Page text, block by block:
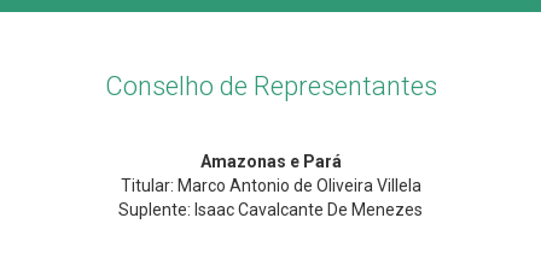
Conselho de Representantes
Amazonas e Pará
Titular: Marco Antonio de Oliveira Villela
Suplente: Isaac Cavalcante De Menezes